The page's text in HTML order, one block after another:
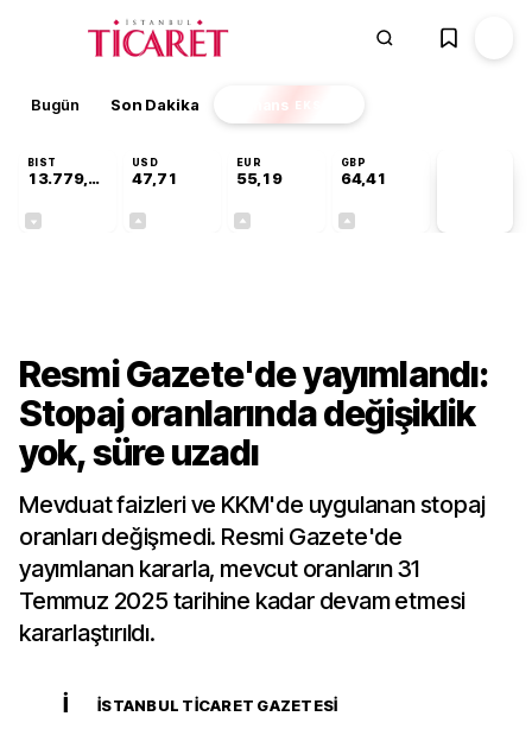
Bugün Son Dakika Finans EKSTRA
BIST
13.779,39
USD
47,71
EUR
55,19
GBP
64,41
Resmi Gazete'de yayımlandı:
Stopaj oranlarında değişiklik
yok, süre uzadı
Mevduat faizleri ve KKM'de uygulanan stopaj
oranları değişmedi. Resmi Gazete'de
yayımlanan kararla, mevcut oranların 31
Temmuz 2025 tarihine kadar devam etmesi
kararlaştırıldı.
İ İSTANBUL TICARET GAZETESI